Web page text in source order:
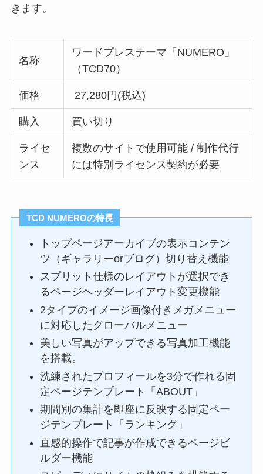
きます。
名称
ワードプレステーマ「NUMERO」
（TCD70）
価格 27,280円(税込)
購入 買い切り
ライセ
ンス
複数のサイトで使用可能 / 制作代行
には特別ライセンス契約が必要
TCD NUMEROの特長
トップページアーカイブの表示コンテン
ツ（ギャラリーorブログ）切り替え機能
スプリット仕様のレイアウトが選択でき
るページヘッダーレイアウト変更機能
2タイプのイメージ画像付きメガメニュー
に対応したグローバルメニュー
美しい写真がアップできる写真加工機能
を搭載。
洗練されたプロフィールを3分で作れる固
定ページテンプレート「ABOUT」
期間別の集計を即座に反映する固定ペー
ジテンプレート「ランキング」
直感的操作で記事が作成できるページビ
ルダー機能